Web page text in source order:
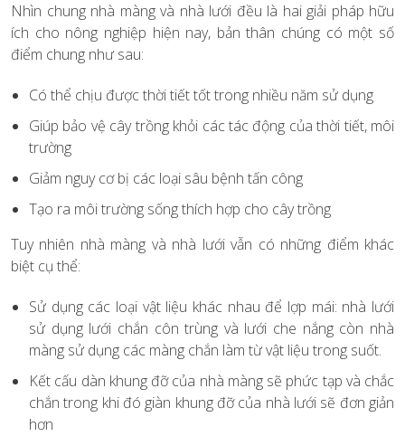
Nhìn chung nhà màng và nhà lưới đều là hai giải pháp hữu
ích cho nông nghiệp hiện nay, bản thân chúng có một số
điểm chung như sau:
Có thể chịu được thời tiết tốt trong nhiều năm sử dụng
Giúp bảo vệ cây trồng khỏi các tác động của thời tiết, môi
trường
Giảm nguy cơ bị các loại sâu bệnh tấn công
Tạo ra môi trường sống thích hợp cho cây trồng
Tuy nhiên nhà màng và nhà lưới vẫn có những điểm khác
biệt cụ thể:
Sử dụng các loại vật liệu khác nhau để lợp mái: nhà lưới
sử dụng lưới chắn côn trùng và lưới che nắng còn nhà
màng sử dụng các màng chắn làm từ vật liệu trong suốt.
Kết cấu dàn khung đỡ của nhà màng sẽ phức tạp và chắc
chắn trong khi đó giàn khung đỡ của nhà lưới sẽ đơn giản
hơn